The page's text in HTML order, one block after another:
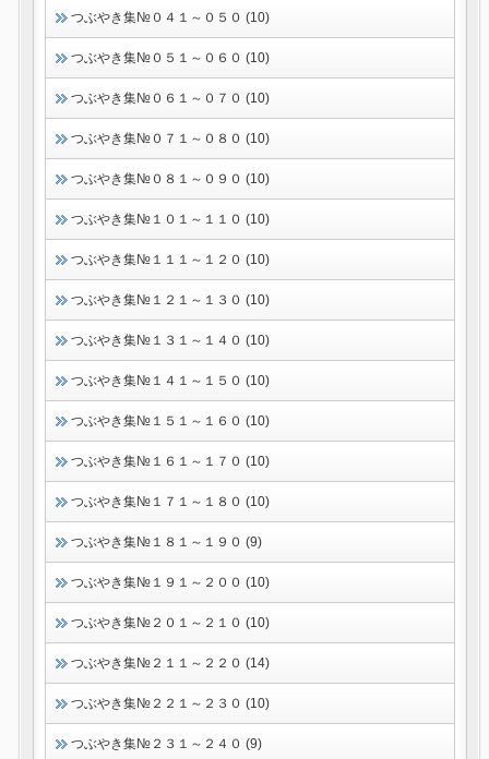
つぶやき集№０４１～０５０ (10)
つぶやき集№０５１～０６０ (10)
つぶやき集№０６１～０７０ (10)
つぶやき集№０７１～０８０ (10)
つぶやき集№０８１～０９０ (10)
つぶやき集№１０１～１１０ (10)
つぶやき集№１１１～１２０ (10)
つぶやき集№１２１～１３０ (10)
つぶやき集№１３１～１４０ (10)
つぶやき集№１４１～１５０ (10)
つぶやき集№１５１～１６０ (10)
つぶやき集№１６１～１７０ (10)
つぶやき集№１７１～１８０ (10)
つぶやき集№１８１～１９０ (9)
つぶやき集№１９１～２００ (10)
つぶやき集№２０１～２１０ (10)
つぶやき集№２１１～２２０ (14)
つぶやき集№２２１～２３０ (10)
つぶやき集№２３１～２４０ (9)